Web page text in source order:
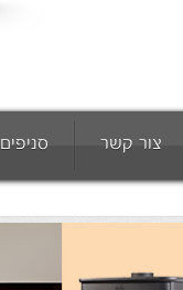
צור קשר סניפים